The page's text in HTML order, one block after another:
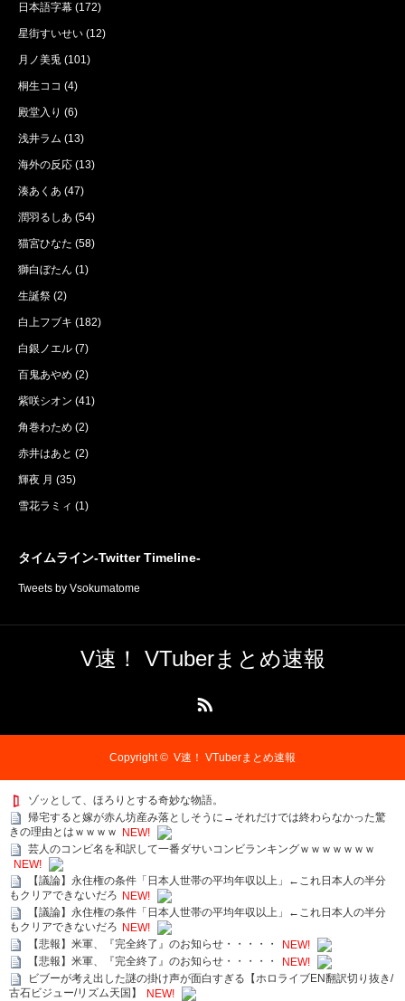
日本語字幕 (172)
星街すいせい (12)
月ノ美兎 (101)
桐生ココ (4)
殿堂入り (6)
浅井ラム (13)
海外の反応 (13)
湊あくあ (47)
潤羽るしあ (54)
猫宮ひなた (58)
獅白ぼたん (1)
生誕祭 (2)
白上フブキ (182)
白銀ノエル (7)
百鬼あやめ (2)
紫咲シオン (41)
角巻わため (2)
赤井はあと (2)
輝夜 月 (35)
雪花ラミィ (1)
タイムライン-Twitter Timeline-
Tweets by Vsokumatome
V速！ VTuberまとめ速報
Copyright © V速！ VTuberまとめ速報
ゾッとして、ほろりとする奇妙な物語。
帰宅すると嫁が赤ん坊産み落としそうに→それだけでは終わらなかった驚
きの理由とはｗｗｗｗ NEW!
芸人のコンビ名を和訳して一番ダサいコンビランキングｗｗｗｗｗｗｗ
NEW!
【議論】永住権の条件「日本人世帯の平均年収以上」←これ日本人の半分
もクリアできないだろ NEW!
【議論】永住権の条件「日本人世帯の平均年収以上」←これ日本人の半分
もクリアできないだろ NEW!
【悲報】米軍、『完全終了』のお知らせ・・・・・
NEW!
【悲報】米軍、『完全終了』のお知らせ・・・・・
NEW!
ビブーが考え出した謎の掛け声が面白すぎる【ホロライブEN翻訳切り抜き/
古石ビジュー/リズム天国】
NEW!